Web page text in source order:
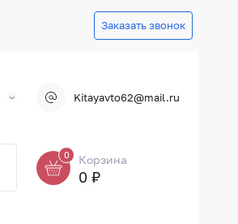
Заказать звонок
Kitayavto62@mail.ru
0 Корзина
0 ₽